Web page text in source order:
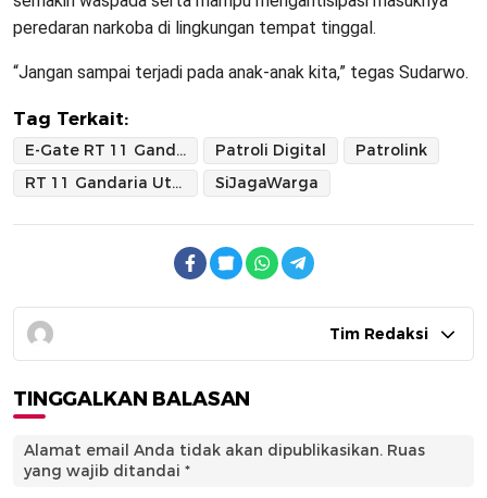
peredaran narkoba di lingkungan tempat tinggal.
“Jangan sampai terjadi pada anak-anak kita,” tegas Sudarwo.
Tag Terkait:
E-Gate RT 11 Gandaria Utara Patroli Digital
Patrolink
RT 11 Gandaria Utara
SiJagaWarga
Tim Redaksi
TINGGALKAN BALASAN
Alamat email Anda tidak akan dipublikasikan. Ruas
yang wajib ditandai *